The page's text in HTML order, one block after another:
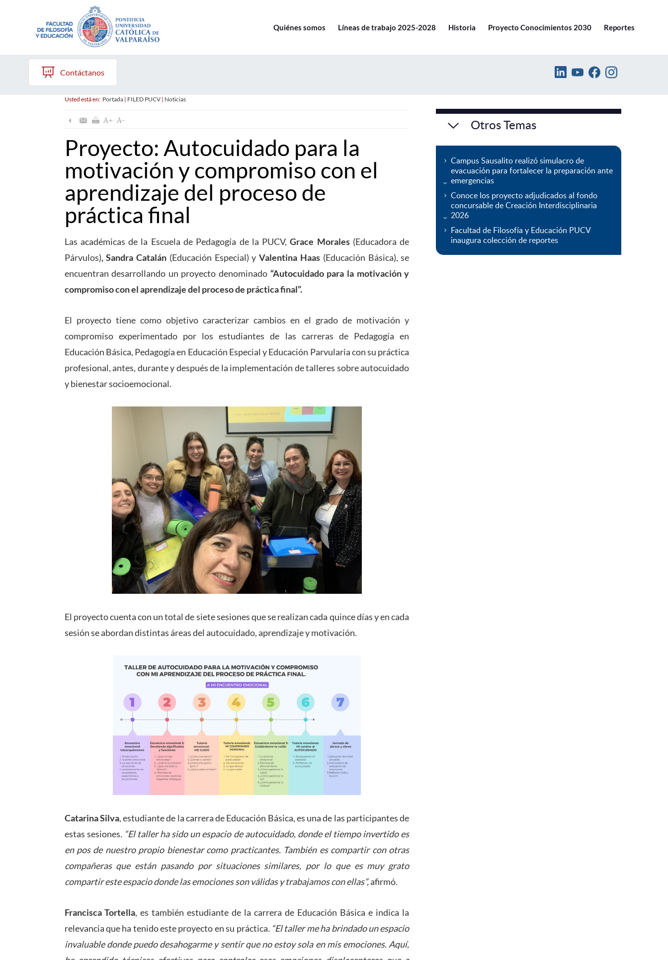
Quiénes somos Líneas de trabajo 2025-2028 Historia Proyecto Conocimientos 2030 Reportes
Contáctanos
Usted está en: Portada| FILED PUCV| Noticias
Proyecto: Autocuidado para la
motivación y compromiso con el
aprendizaje del proceso de
práctica final
Las académicas de la Escuela de Pedagogía de la PUCV,Grace Morales (Educadora de
Párvulos), Sandra Catalán (Educación Especial) yValentina Haas (Educación Básica), se
encuentran desarrollando un proyecto denominado “Autocuidado para la motivación y
compromiso con el aprendizaje del proceso de práctica final”.
El proyecto tiene como objetivo caracterizar cambios en el grado de motivación y
compromiso experimentado por los estudiantes de las carreras de Pedagogía en
Educación Básica, Pedagogía en Educación Especial y Educación Parvularia con su práctica
profesional, antes, durante y después de la implementación de talleres sobre autocuidado
y bienestar socioemocional.
El proyecto cuenta con un total de siete sesiones que se realizan cada quince días y en cada
sesión se abordan distintas áreas del autocuidado, aprendizaje y motivación.
Catarina Silva, estudiante de la carrera de Educación Básica, es una de las participantes de
estas sesiones. “El taller ha sido un espacio de autocuidado, donde el tiempo invertido es
en pos de nuestro propio bienestar como practicantes. También es compartir con otras
compañeras que están pasando por situaciones similares, por lo que es muy grato
compartir este espacio donde las emociones son válidas y trabajamos con ellas”,afirmó.
Francisca Tortella, es también estudiante de la carrera de Educación Básica e indica la
relevancia que ha tenido este proyecto en su práctica. “El taller me ha brindado un espacio
invaluable donde puedo desahogarme y sentir que no estoy sola en mis emociones. Aquí,
Otros Temas
Campus Sausalito realizó simulacro de
evacuación para fortalecer la preparación ante
emergencias
Conoce los proyecto adjudicados al fondo
concursable de Creación Interdisciplinaria
2026
Facultad de Filosofía y Educación PUCV
inaugura colección de reportes